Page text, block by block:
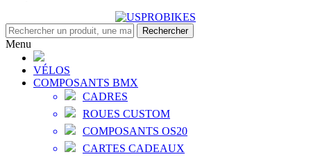
Rechercher
Menu
VÉLOS
COMPOSANTS BMX
CADRES
ROUES CUSTOM
COMPOSANTS OS20
CARTES CADEAUX